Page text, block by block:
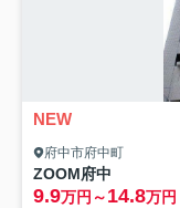
NEW
府中市府中町
ZOOM府中
9.9万円～14.8万円